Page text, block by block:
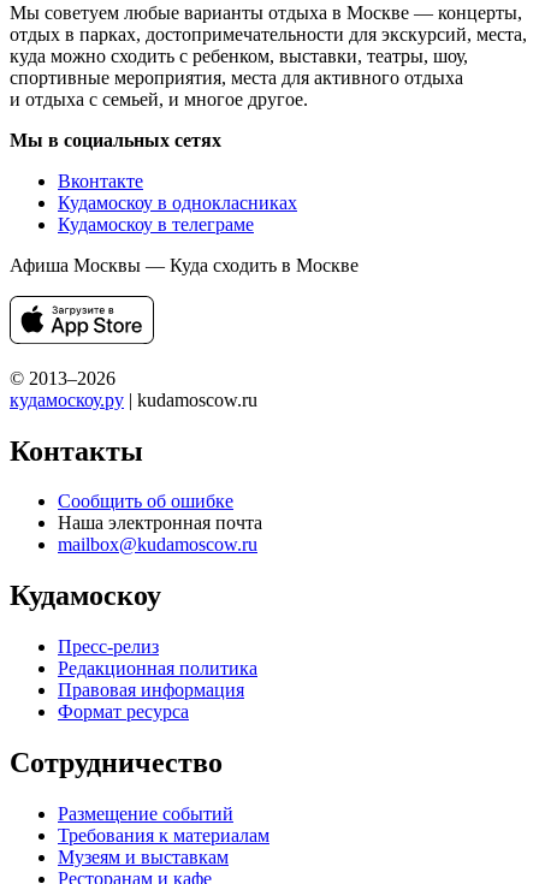
Мы советуем любые варианты отдыха в Москве — концерты,
отдых в парках, достопримечательности для экскурсий, места,
куда можно сходить с ребенком, выставки, театры, шоу,
спортивные мероприятия, места для активного отдыха
и отдыха с семьей, и многое другое.
Мы в социальных сетях
Вконтакте
Кудамоскоу в однокласниках
Кудамоскоу в телеграме
Афиша Москвы — Куда сходить в Москве
© 2013–2026
кудамоскоу.ру | kudamoscow.ru
Контакты
Сообщить об ошибке
Наша электронная почта
mailbox@kudamoscow.ru
Кудамоскоу
Пресс-релиз
Редакционная политика
Правовая информация
Формат ресурса
Сотрудничество
Размещение событий
Требования к материалам
Музеям и выставкам
Ресторанам и кафе